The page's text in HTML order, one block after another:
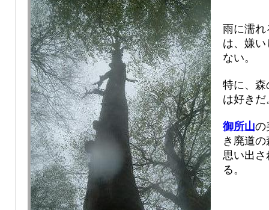
雨に濡れ
は、嫌い
ない。
特に、森
は好きだ
御所山の
き廃道の
思い出さ
る。